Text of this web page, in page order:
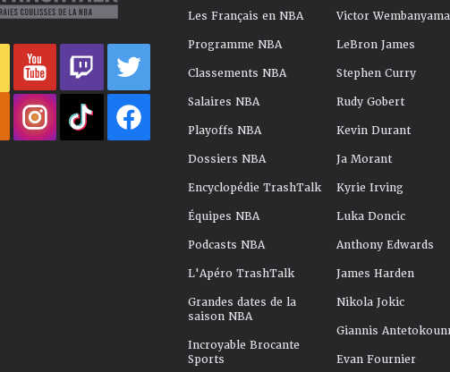
Les Français en NBA
Programme NBA
Classements NBA
Salaires NBA
Playoffs NBA
Dossiers NBA
Encyclopédie TrashTalk
Équipes NBA
Podcasts NBA
L'Apéro TrashTalk
Grandes dates de la
saison NBA
Incroyable Brocante
Sports
Victor Wembanyama
LeBron James
Stephen Curry
Rudy Gobert
Kevin Durant
Ja Morant
Kyrie Irving
Luka Doncic
Anthony Edwards
James Harden
Nikola Jokic
Giannis
Evan Fournier